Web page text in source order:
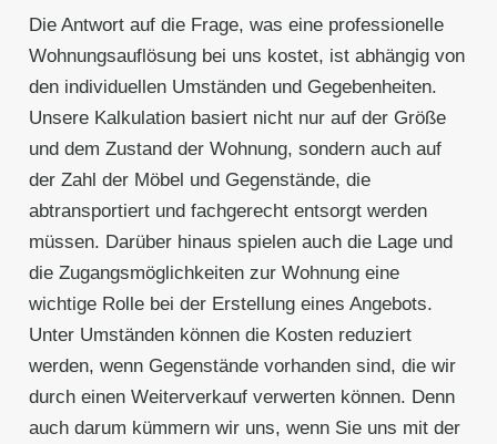
Die Antwort auf die Frage, was eine professionelle
Wohnungsauflösung bei uns kostet, ist abhängig von
den individuellen Umständen und Gegebenheiten.
Unsere Kalkulation basiert nicht nur auf der Größe
und dem Zustand der Wohnung, sondern auch auf
der Zahl der Möbel und Gegenstände, die
abtransportiert und fachgerecht entsorgt werden
müssen. Darüber hinaus spielen auch die Lage und
die Zugangsmöglichkeiten zur Wohnung eine
wichtige Rolle bei der Erstellung eines Angebots.
Unter Umständen können die Kosten reduziert
werden, wenn Gegenstände vorhanden sind, die wir
durch einen Weiterverkauf verwerten können. Denn
auch darum kümmern wir uns, wenn Sie uns mit der